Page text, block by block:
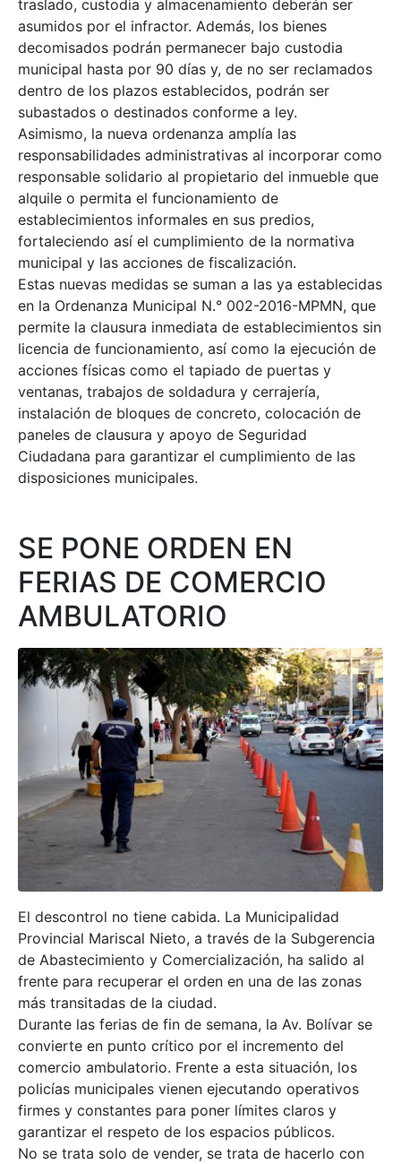
traslado, custodia y almacenamiento deberán ser
asumidos por el infractor. Además, los bienes
decomisados podrán permanecer bajo custodia
municipal hasta por 90 días y, de no ser reclamados
dentro de los plazos establecidos, podrán ser
subastados o destinados conforme a ley.
Asimismo, la nueva ordenanza amplía las
responsabilidades administrativas al incorporar como
responsable solidario al propietario del inmueble que
alquile o permita el funcionamiento de
establecimientos informales en sus predios,
fortaleciendo así el cumplimiento de la normativa
municipal y las acciones de fiscalización.
Estas nuevas medidas se suman a las ya establecidas
en la Ordenanza Municipal N.° 002-2016-MPMN, que
permite la clausura inmediata de establecimientos sin
licencia de funcionamiento, así como la ejecución de
acciones físicas como el tapiado de puertas y
ventanas, trabajos de soldadura y cerrajería,
instalación de bloques de concreto, colocación de
paneles de clausura y apoyo de Seguridad
Ciudadana para garantizar el cumplimiento de las
disposiciones municipales.
SE PONE ORDEN EN
FERIAS DE COMERCIO
AMBULATORIO
El descontrol no tiene cabida. La Municipalidad
Provincial Mariscal Nieto, a través de la Subgerencia
de Abastecimiento y Comercialización, ha salido al
frente para recuperar el orden en una de las zonas
más transitadas de la ciudad.
Durante las ferias de fin de semana, la Av. Bolívar se
convierte en punto crítico por el incremento del
comercio ambulatorio. Frente a esta situación, los
policías municipales vienen ejecutando operativos
firmes y constantes para poner límites claros y
garantizar el respeto de los espacios públicos.
No se trata solo de vender, se trata de hacerlo con